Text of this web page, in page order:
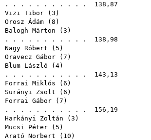
. . . . . . . . . . . 138,87
Vizi Tibor ( 3 )
Orosz Ádám ( 8 )
Balogh Márton ( 3 )
. . . . . . . . . . . 138,98
Nagy Róbert ( 5 )
Oravecz Gábor ( 7 )
Blum László ( 4)
. . . . . . . . . . . 143,13
Forrai Miklós ( 6 )
Surányi Zsolt ( 6 )
Forrai Gábor ( 7 )
. . . . . . . . . . . 156,19
Harkányi Zoltán ( 3 )
Mucsi Péter ( 5 )
Arató Norbert ( 10 )